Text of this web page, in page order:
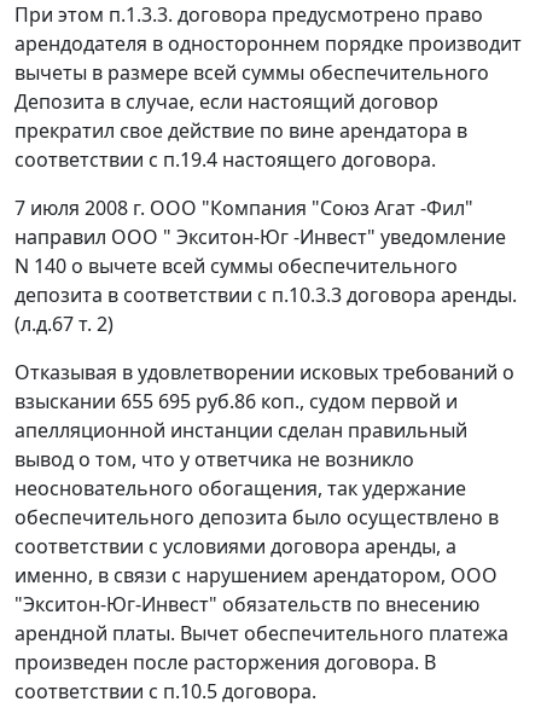
При этом п.1.3.3. договора предусмотрено право
арендодателя в одностороннем порядке производит
вычеты в размере всей суммы обеспечительного
Депозита в случае, если настоящий договор
прекратил свое действие по вине арендатора в
соответствии с п.19.4 настоящего договора.
7 июля 2008 г. ООО "Компания "Союз Агат -Фил"
направил ООО " Экситон-Юг -Инвест" уведомление
N 140 о вычете всей суммы обеспечительного
депозита в соответствии с п.10.3.3 договора аренды.
(л.д.67 т. 2)
Отказывая в удовлетворении исковых требований о
взыскании 655 695 руб.86 коп., судом первой и
апелляционной инстанции сделан правильный
вывод о том, что у ответчика не возникло
неосновательного обогащения, так удержание
обеспечительного депозита было осуществлено в
соответствии с условиями договора аренды, а
именно, в связи с нарушением арендатором, ООО
"Экситон-Юг-Инвест" обязательств по внесению
арендной платы. Вычет обеспечительного платежа
произведен после расторжения договора. В
соответствии с п.10.5 договора.